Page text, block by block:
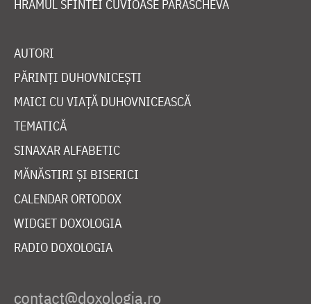
HRAMUL SFINTEI CUVIOASE PARASCHEVA
AUTORI
PĂRINȚI DUHOVNICEȘTI
MAICI CU VIAȚĂ DUHOVNICEASCĂ
TEMATICĂ
SINAXAR ALFABETIC
MĂNĂSTIRI ȘI BISERICI
CALENDAR ORTODOX
WIDGET DOXOLOGIA
RADIO DOXOLOGIA